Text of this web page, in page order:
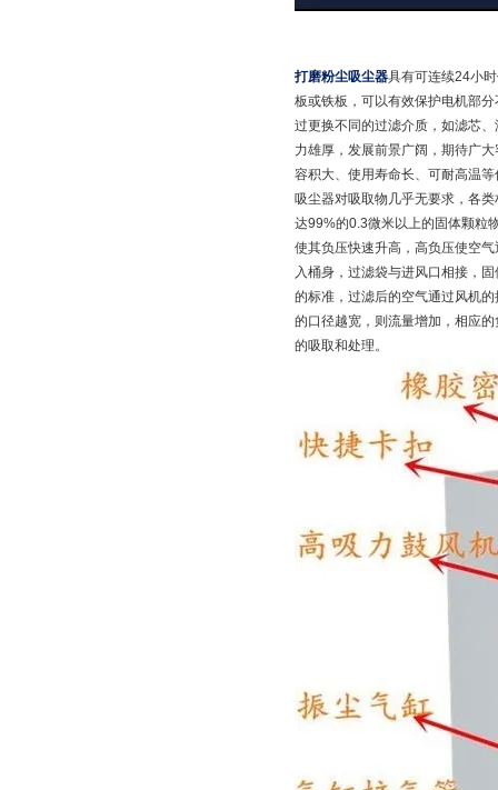
打磨粉尘吸尘器具有可连续24小
板或铁板，可以有效保护电机部
过更换不同的过滤介质，如滤芯
力雄厚，发展前景广阔，期待广
容积大、使用寿命长、可耐高温
吸尘器对吸取物几乎无要求，各
达99%的0.3微米以上的固体颗粒
使其负压快速升高，高负压使空
入桶身，过滤袋与进风口相接，
的标准，过滤后的空气通过风机
的口径越宽，则流量增加，相应
的吸取和处理。